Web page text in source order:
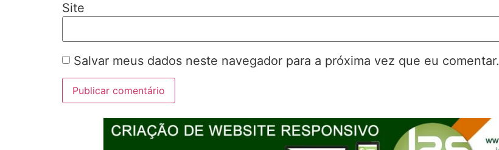
Site
Salvar meus dados neste navegador para a próxima vez que eu comentar.